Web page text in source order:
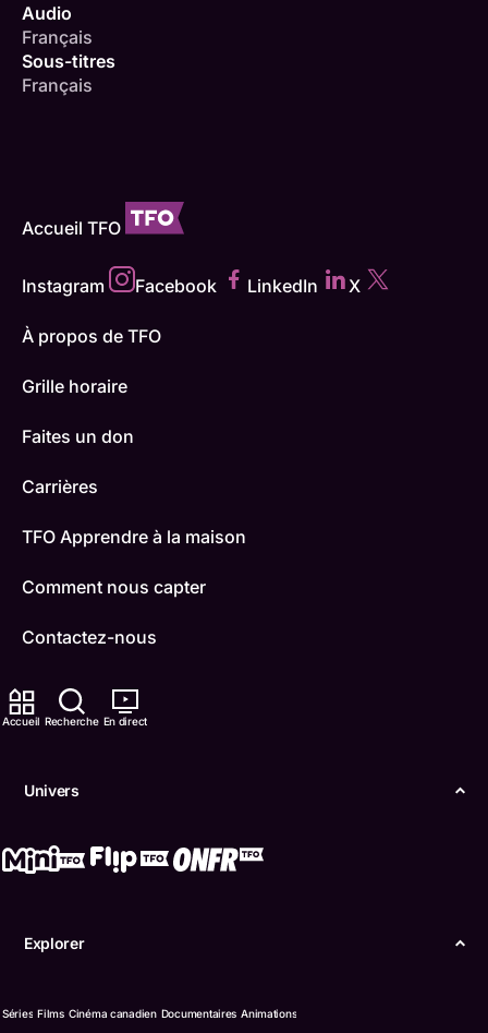
Accueil Recherche En direct
Univers
Explorer
Séries Films Cinéma canadien Documentaires Animations
Audio
Français
Sous-titres
Français
Accueil TFO
Instagram Facebook LinkedIn X
À propos de TFO
Grille horaire
Faites un don
Carrières
TFO Apprendre à la maison
Comment nous capter
Contactez-nous
ONFR
Boukili
Confidentialité
langue française de l’Ontario (TFO) - 2026